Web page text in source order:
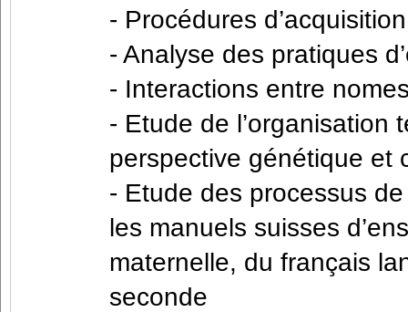
- Procédures
- Analyse des pratiques
- Interactions entre
- Etude de l’organisation
perspective génétique et
- Etude des processus
les manuels suisses
maternelle, du français
seconde